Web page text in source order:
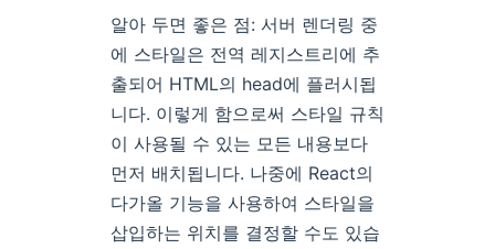
알아 두면 좋은 점: 서버 렌더링 중
에 스타일은 전역 레지스트리에 추
출되어 HTML의 head에 플러시됩
니다. 이렇게 함으로써 스타일 규칙
이 사용될 수 있는 모든 내용보다
먼저 배치됩니다. 나중에 React의
다가올 기능을 사용하여 스타일을
삽입하는 위치를 결정할 수도 있습